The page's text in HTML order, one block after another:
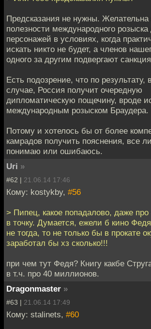
Предсказания не нужны. Желательна
полезности международного
персонажей в условиях, когда
искать никто не будет, а членов
одного за другим подвергают
Есть подозрение, что по
случае, Россия получит очередную
дипломатическую пощечину, вроде
международным розыском Браудера.
Потому и хотелось бы от более
камрадов получить пояснения, все
понимаю или ошибаюсь.
Uri »
#62 | 21.06.14 17:46
Кому: kostykby, #56
> Пипец, какое попадалово, даже
в точку. Думается, ежели б кино
не тогда, то не только бы в прокате
заработал бы хз сколько!!!
при чем тут Федя? Книгу какбе
в т.ч. про 40 миллионов.
Dragonmaster »
#63 | 21.06.14 17:49
Кому: stalinets, #60